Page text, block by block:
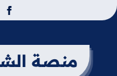
منصة